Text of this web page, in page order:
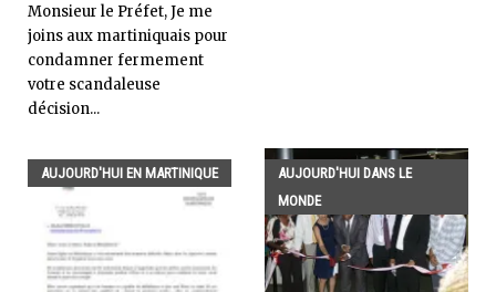
Monsieur le Préfet, Je me
joins aux martiniquais pour
condamner fermement
votre scandaleuse
décision...
AUJOURD'HUI EN MARTINIQUE
AUJOURD'HUI DANS LE
MONDE